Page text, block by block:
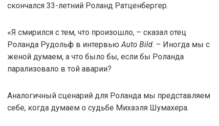
скончался 33-летний Роланд Ратценбергер.
«Я смирился с тем, что произошло, – сказал отец
Роланда Рудольф в интервью Auto Bild. – Иногда мы с
женой думаем, а что было бы, если бы Роланда
парализовало в той аварии?
Аналогичный сценарий для Роланда мы представляем
себе, когда думаем о судьбе Михаэля Шумахера.